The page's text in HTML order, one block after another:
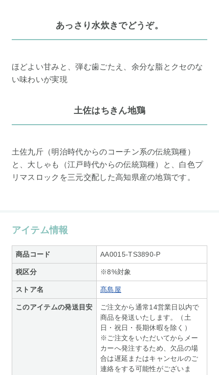
あっさり水炊きでどうぞ。
ほどよい甘みと、弾む歯ごたえ、余分な脂とクセのな
い味わいが実現
土佐はちきん地鶏
土佐九斤（明治時代からのコーチン系の伝統鶏種）
と、大しゃも（江戸時代からの伝統鶏種）と、白色プ
リマスロックを三元交配した高知県産の地鶏です。
アイテム情報
商品コード AA0015-TS3890-P
税区分 ※8%対象
ストア名 髙島屋
このアイテムの発送目安
ご注文から通常14営業日以内で
商品を発送いたします。（土
日・祝日・長期休暇を除く）
※ご注文をいただいてからメー
カーへ発注するため、欠品の場
合は遅延またはキャンセルのご
連絡をする可能性がございま